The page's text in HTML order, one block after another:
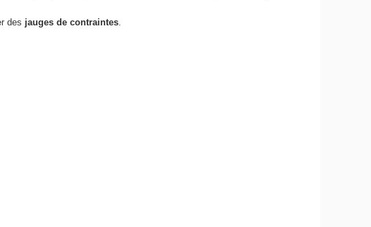
des jauges de contraintes